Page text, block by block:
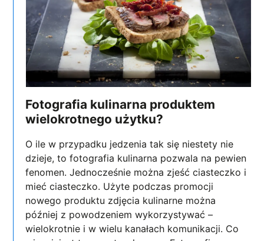
Fotografia kulinarna produktem
wielokrotnego użytku?
O ile w przypadku jedzenia tak się niestety nie
dzieje, to fotografia kulinarna pozwala na pewien
fenomen. Jednocześnie można zjeść ciasteczko i
mieć ciasteczko. Użyte podczas promocji
nowego produktu zdjęcia kulinarne można
później z powodzeniem wykorzystywać –
wielokrotnie i w wielu kanałach komunikacji. Co